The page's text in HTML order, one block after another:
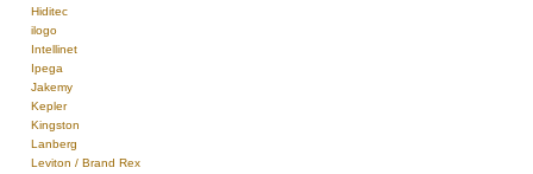
Hiditec
ilogo
Intellinet
Ipega
Jakemy
Kepler
Kingston
Lanberg
Leviton / Brand Rex